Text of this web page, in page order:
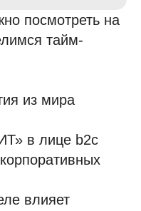
посмотреть на
тайм-
из мира
в лице b2c
влияет